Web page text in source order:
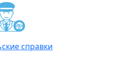
справки